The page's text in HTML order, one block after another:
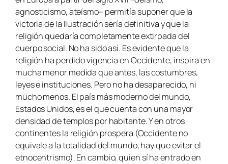
agnosticismo, ateísmo– permitía suponer que la
victoria de la Ilustración sería definitiva y que la
religión quedaría completamente extirpada del
cuerpo social. No ha sido así. Es evidente que la
religión ha perdido vigencia en Occidente, inspira en
mucha menor medida que antes, las costumbres,
leyes e instituciones. Pero no ha desaparecido, ni
mucho menos. El país más moderno del mundo,
Estados Unidos, es el que cuenta con una mayor
densidad de templos por habitante. Y en otros
continentes la religión prospera (Occidente no
equivale a la totalidad del mundo, hay que evitar el
etnocentrismo). En cambio, quien sí ha entrado en